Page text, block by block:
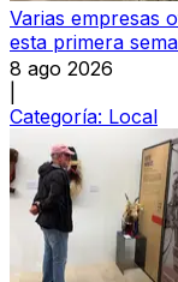
Varias empresas
esta primera
8 ago 2026
Categoría: Local